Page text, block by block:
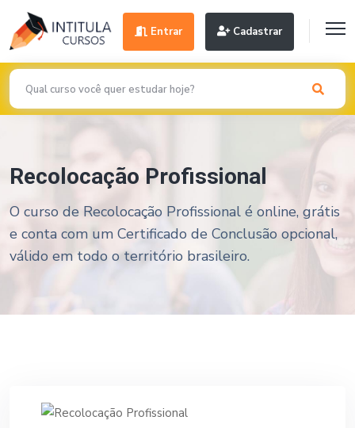
Entrar Cadastrar
Recolocação Profissional
O curso de Recolocação Profissional é online, grátis
e conta com um Certificado de Conclusão opcional,
válido em todo o território brasileiro.